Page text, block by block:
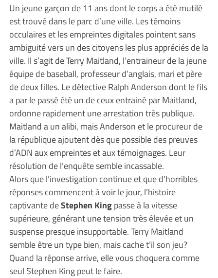
Un jeune garçon de 11 ans dont le corps a été mutilé
est trouvé dans le parc d’une ville. Les témoins
occulaires et les empreintes digitales pointent sans
ambiguité vers un des citoyens les plus appréciés de la
ville. Il s’agit de Terry Maitland, l’entraineur de la jeune
équipe de baseball, professeur d’anglais, mari et père
de deux filles. Le détective Ralph Anderson dont le fils
a par le passé été un de ceux entrainé par Maitland,
ordonne rapidement une arrestation très publique.
Maitland a un alibi, mais Anderson et le procureur de
la république ajoutent dès que possible des preuves
d’ADN aux empreintes et aux témoignages. Leur
résolution de l’enquête semble incassable.
Alors que l’investigation continue et que d’horribles
réponses commencent à voir le jour, l’histoire
captivante deStephen Kingpasse à la vitesse
supérieure, générant une tension très élevée et un
suspense presque insupportable. Terry Maitland
semble être un type bien, mais cache t’il son jeu?
Quand la réponse arrive, elle vous choquera comme
seul Stephen King peut le faire.